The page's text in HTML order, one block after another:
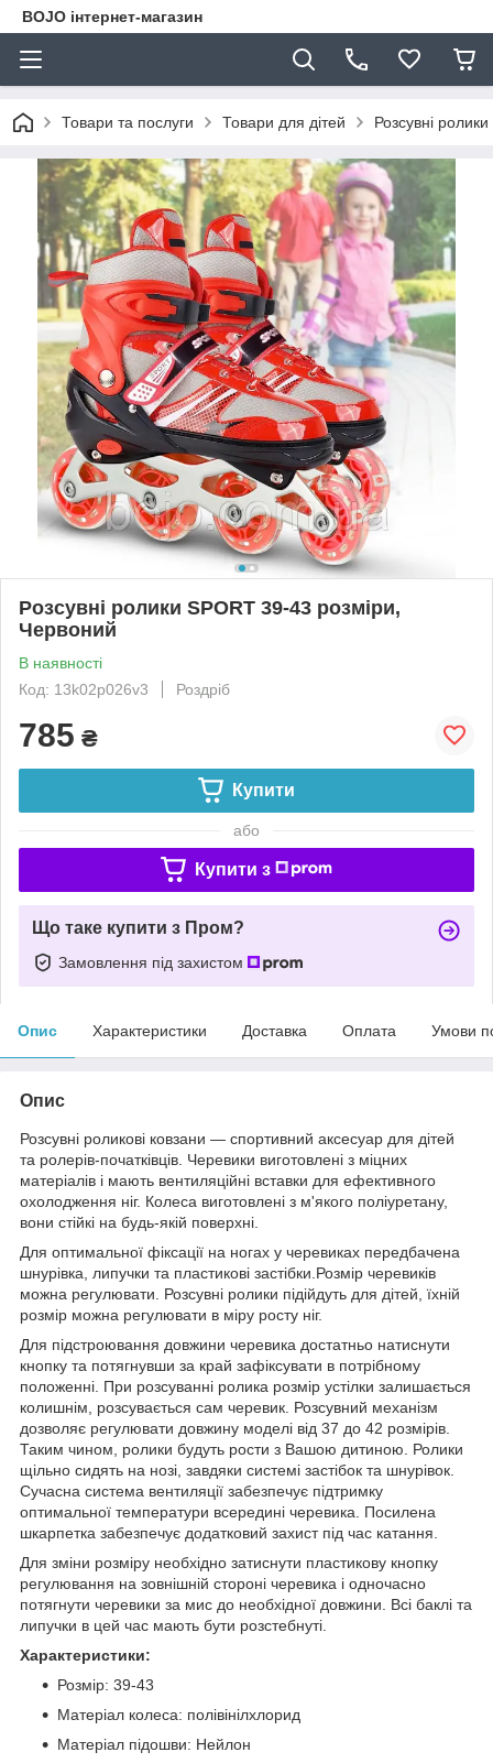
BOJO інтернет-магазин
Товари та послуги Товари для дітей Розсувні
Розсувні ролики SPORT 39-43 розміри,
Червоний
В наявності
Код: 13k02p026v3
Роздріб
785 ₴
Купити
або
Купити з
Що таке купити з Пром?
Замовлення під захистом
Опис Характеристики Доставка Оплата Умови
Опис
Розсувні роликові ковзани — спортивний аксесуар для дітей
та ролерів-початківців. Черевики виготовлені з міцних
матеріалів і мають вентиляційні вставки для ефективного
охолодження ніг. Колеса виготовлені з м'якого поліуретану,
вони стійкі на будь-якій поверхні.
Для оптимальної фіксації на ногах у черевиках передбачена
шнурівка, липучки та пластикові застібки.Розмір черевиків
можна регулювати. Розсувні ролики підійдуть для дітей, їхній
розмір можна регулювати в міру росту ніг.
Для підстроювання довжини черевика достатньо натиснути
кнопку та потягнувши за край зафіксувати в потрібному
положенні. При розсуванні ролика розмір устілки залишається
колишнім, розсувається сам черевик. Розсувний механізм
дозволяє регулювати довжину моделі від 37 до 42 розмірів.
Таким чином, ролики будуть рости з Вашою дитиною. Ролики
щільно сидять на нозі, завдяки системі застібок та шнурівок.
Сучасна система вентиляції забезпечує підтримку
оптимальної температури всередині черевика. Посилена
шкарпетка забезпечує додатковий захист під час катання.
Для зміни розміру необхідно затиснути пластикову кнопку
регулювання на зовнішній стороні черевика і одночасно
потягнути черевики за мис до необхідної довжини. Всі баклі та
липучки в цей час мають бути розстебнуті.
Характеристики:
Розмір: 39-43
Матеріал колеса: полівінілхлорид
Матеріал підошви: Нейлон